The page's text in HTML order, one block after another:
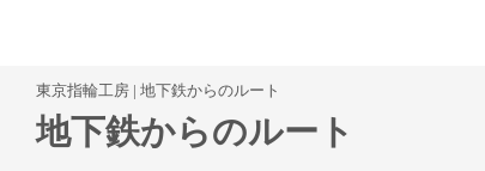
東京指輪工房 地下鉄からのルート
地下鉄からのルート